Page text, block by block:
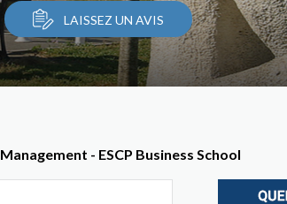
LAISSEZ UN AVIS
- ESCP Business School